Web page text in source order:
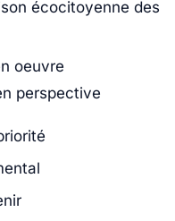
écocitoyenne des
oeuvre
perspective